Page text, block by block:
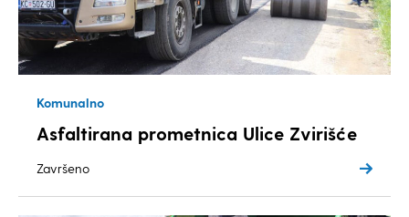
Komunalno
Asfaltirana prometnica Ulice Zvirišće
Završeno